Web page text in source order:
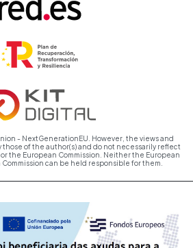
- NextGenerationEU. However, the views and
of the author(s) and do not necessarily reflect
the European Commission. Neither the European
can be held responsible for them.